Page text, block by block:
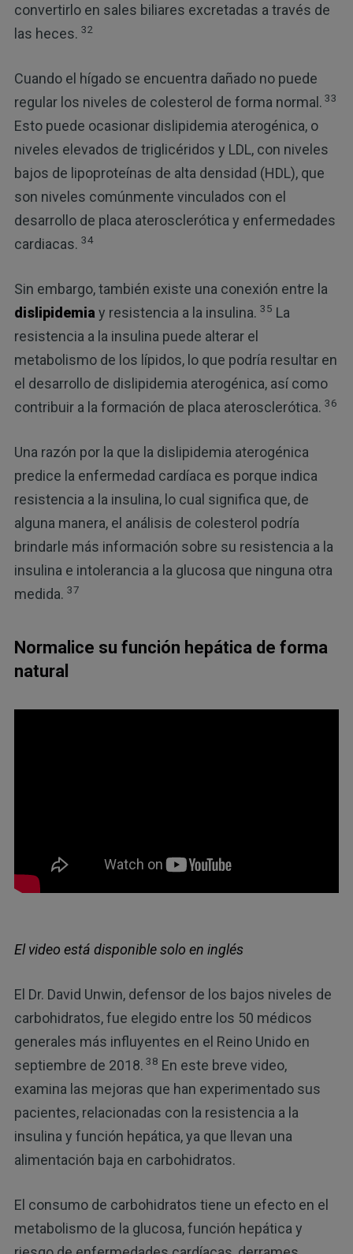
convertirlo en sales biliares excretadas a través de
las heces. 32
Cuando el hígado se encuentra dañado no puede
regular los niveles de colesterol de forma normal. 33
Esto puede ocasionar dislipidemia aterogénica, o
niveles elevados de triglicéridos y LDL, con niveles
bajos de lipoproteínas de alta densidad (HDL), que
son niveles comúnmente vinculados con el
desarrollo de placa aterosclerótica y enfermedades
cardiacas. 34
Sin embargo, también existe una conexión entre la
dislipidemia y resistencia a la insulina. 35 La
resistencia a la insulina puede alterar el
metabolismo de los lípidos, lo que podría resultar en
el desarrollo de dislipidemia aterogénica, así como
contribuir a la formación de placa aterosclerótica. 36
Una razón por la que la dislipidemia aterogénica
predice la enfermedad cardíaca es porque indica
resistencia a la insulina, lo cual significa que, de
alguna manera, el análisis de colesterol podría
brindarle más información sobre su resistencia a la
insulina e intolerancia a la glucosa que ninguna otra
medida. 37
Normalice su función hepática de forma
natural
El video está disponible solo en inglés
El Dr. David Unwin, defensor de los bajos niveles de
carbohidratos, fue elegido entre los 50 médicos
generales más influyentes en el Reino Unido en
septiembre de 2018. 38 En este breve video,
examina las mejoras que han experimentado sus
pacientes, relacionadas con la resistencia a la
insulina y función hepática, ya que llevan una
alimentación baja en carbohidratos.
El consumo de carbohidratos tiene un efecto en el
metabolismo de la glucosa, función hepática y